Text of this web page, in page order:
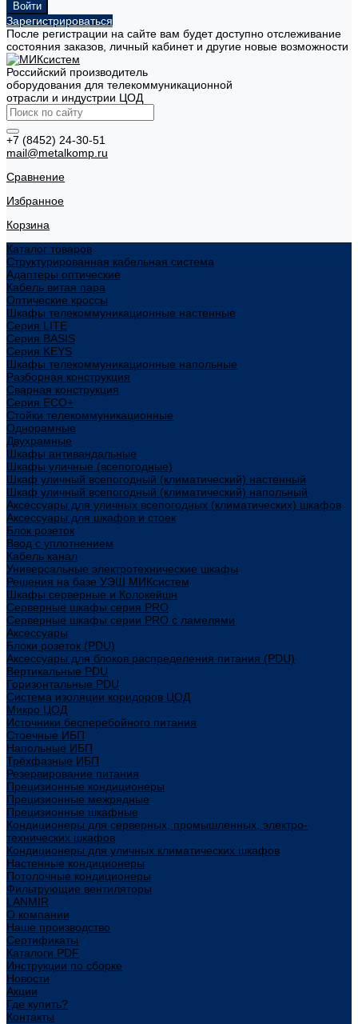
Зарегистрироваться
После регистрации на сайте вам будет доступно отслеживание
состояния заказов, личный кабинет и другие новые возможности
Российский производитель
оборудования для телекоммуникационной
отрасли и индустрии ЦОД
+7 (8452) 24-30-51
mail@metalkomp.ru
Сравнение
Избранное
Корзина
Каталог товаров
Структурированная кабельная система
Адаптеры оптические
Кабель витая пара
Оптические кроссы
Шкафы телекоммуникационные настенные
Cерия LITE
Cерия BASIS
Cерия KEYS
Шкафы телекоммуникационные напольные
Разборная конструкция
Сварная конструкция
Серия ECO+
Стойки телекоммуникационные
Однорамные
Двухрамные
Шкафы антивандальные
Шкафы уличные (всепогодные)
Шкаф уличный всепогодный (климатический) настенный
Шкаф уличный всепогодный (климатический) напольный
Аксессуары для уличных всепогодных (климатических) шкафов
Аксессуары для шкафов и стоек
Блок розеток
Ввод с уплотнением
Кабель канал
Универсальные электротехнические шкафы
Решения на базе УЭШ МИКсистем
Шкафы серверные и Колокейшн
Серверные шкафы серия PRO
Серверные шкафы серии PRO с ламелями
Аксессуары
Блоки розеток (PDU)
Аксессуары для блоков распределения питания (PDU)
Вертикальные PDU
Горизонтальные PDU
Система изоляции коридоров ЦОД
Микро ЦОД
Источники бесперебойного питания
Стоечные ИБП
Напольные ИБП
Трёхфазные ИБП
Резервирование питания
Прецизионные кондиционеры
Прецизионные межрядные
Прецизионные шкафные
Кондиционеры для серверных, промышленных, электро-
технических шкафов
Кондиционеры для уличных климатических шкафов
Настенные кондиционеры
Потолочные кондиционеры
Фильтрующие вентиляторы
LANMIR
О компании
Наше производство
Сертификаты
Каталоги PDF
Инструкции по сборке
Новости
Акции
Где купить?
Контакты